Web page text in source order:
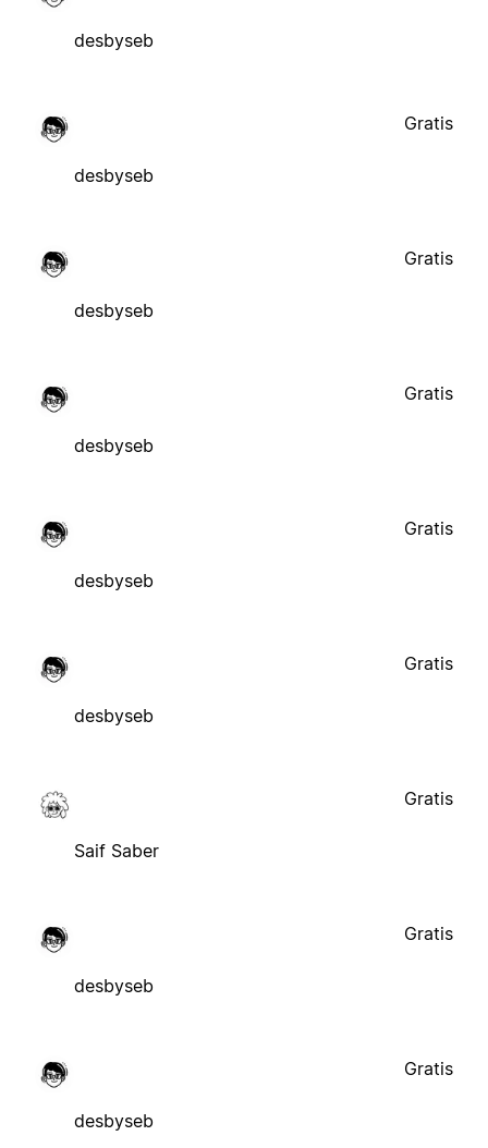
desbyseb
desbyseb
Gratis
desbyseb
Gratis
desbyseb
Gratis
desbyseb
Gratis
desbyseb
Gratis
Saif Saber
Gratis
desbyseb
Gratis
desbyseb
Gratis